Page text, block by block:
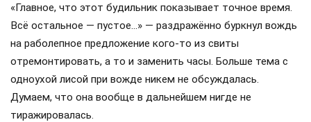
«Главное, что этот будильник показывает точное время.
Всё остальное — пустое…» — раздражённо буркнул вождь
на раболепное предложение кого-то из свиты
отремонтировать, а то и заменить часы. Больше тема с
одноухой лисой при вожде никем не обсуждалась.
Думаем, что она вообще в дальнейшем нигде не
тиражировалась.